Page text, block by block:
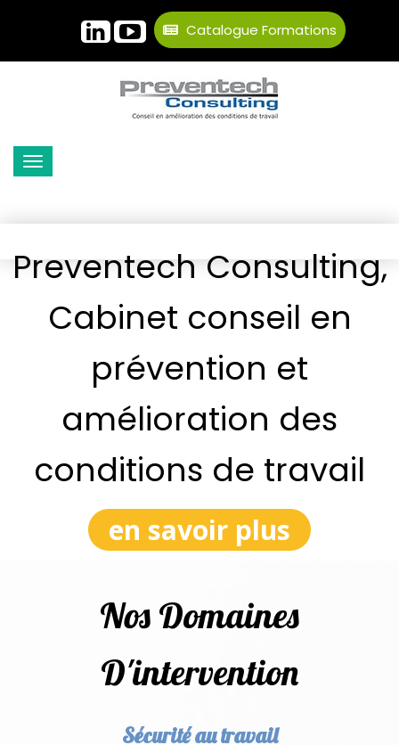
Catalogue Formations
Preventech Consulting,
Cabinet conseil en
prévention et
amélioration des
conditions de travail
en savoir plus
Nos Domaines
D'intervention
Sécurité au travail